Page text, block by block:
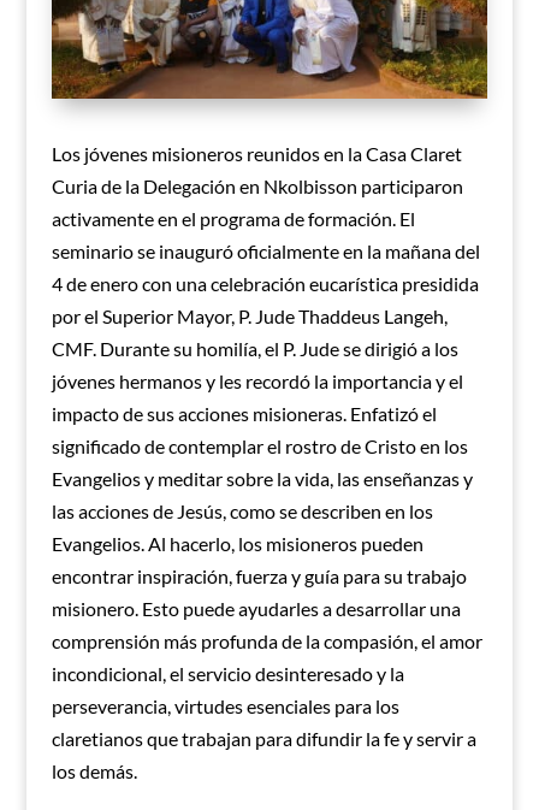
Los jóvenes misioneros reunidos en la Casa Claret
Curia de la Delegación en Nkolbisson participaron
activamente en el programa de formación. El
seminario se inauguró oficialmente en la mañana del
4 de enero con una celebración eucarística presidida
por el Superior Mayor, P. Jude Thaddeus Langeh,
CMF. Durante su homilía, el P. Jude se dirigió a los
jóvenes hermanos y les recordó la importancia y el
impacto de sus acciones misioneras. Enfatizó el
significado de contemplar el rostro de Cristo en los
Evangelios y meditar sobre la vida, las enseñanzas y
las acciones de Jesús, como se describen en los
Evangelios. Al hacerlo, los misioneros pueden
encontrar inspiración, fuerza y guía para su trabajo
misionero. Esto puede ayudarles a desarrollar una
comprensión más profunda de la compasión, el amor
incondicional, el servicio desinteresado y la
perseverancia, virtudes esenciales para los
claretianos que trabajan para difundir la fe y servir a
los demás.